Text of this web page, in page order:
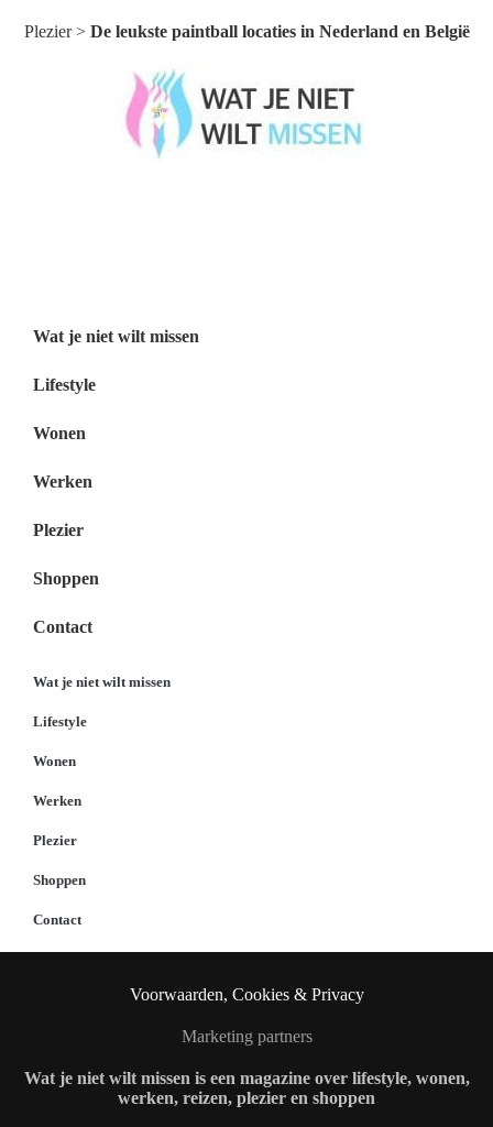
Plezier> De leukste paintball locaties in Nederland en België
Wat je niet wilt missen
Lifestyle
Wonen
Werken
Plezier
Shoppen
Contact
Wat je niet wilt missen
Lifestyle
Wonen
Werken
Plezier
Shoppen
Contact
Voorwaarden, Cookies & Privacy
Marketing partners
Wat je niet wilt missen is een magazine over lifestyle, wonen,
werken, reizen, plezier en shoppen